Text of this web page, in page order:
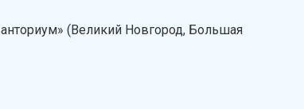
(Великий Новгород, Большая